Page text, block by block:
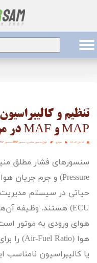
تنظیم و
MAP و MAF در موتورها
۰۱ آبان ۱۴۰۴ خودرو انواع سنسور ماشین،سنسور MAP ،سنسور MAF
سنسورهای فشار مطلق
Pressure) و جرم جریان
حیاتی در سیستم مدیریت
ECU) هستند. وظیفه
هوای ورودی به موتور
هوا (Air-Fuel Ratio) را
یا کالیبراسیون نامناسب